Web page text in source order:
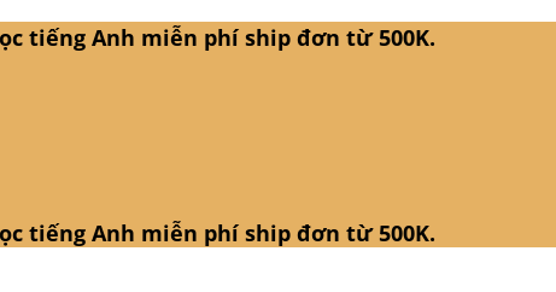
tiếng Anh miễn phí ship đơn từ 500K.
tiếng Anh miễn phí ship đơn từ 500K.